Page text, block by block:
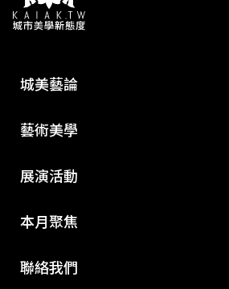
城美藝論
藝術美學
展演活動
本月聚焦
聯絡我們